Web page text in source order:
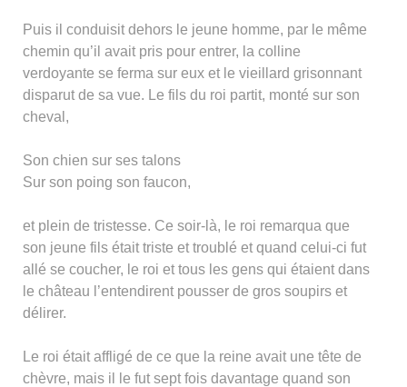
Puis il conduisit dehors le jeune homme, par le même
chemin qu’il avait pris pour entrer, la colline
verdoyante se ferma sur eux et le vieillard grisonnant
disparut de sa vue. Le fils du roi partit, monté sur son
cheval,
Son chien sur ses talons
Sur son poing son faucon,
et plein de tristesse. Ce soir-là, le roi remarqua que
son jeune fils était triste et troublé et quand celui-ci fut
allé se coucher, le roi et tous les gens qui étaient dans
le château l’entendirent pousser de gros soupirs et
délirer.
Le roi était affligé de ce que la reine avait une tête de
chèvre, mais il le fut sept fois davantage quand son